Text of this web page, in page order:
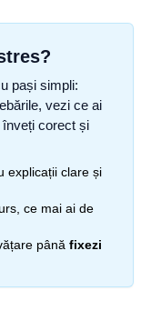
pași simpli:
vezi ce ai
corect și
explicații clare și
ce mai ai de
până fixezi